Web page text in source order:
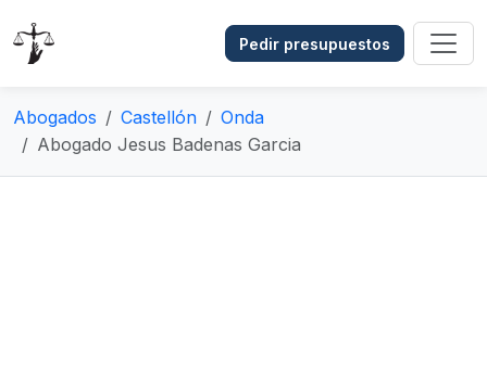
Pedir presupuestos
Abogados Castellón
Onda
Abogado Jesus Badenas Garcia